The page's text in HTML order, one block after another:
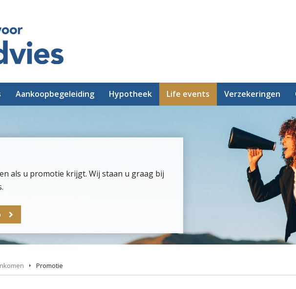
Aankoopbegeleiding Hypotheek Life events Verzekeringen
als u promotie krijgt. Wij staan u graag bij
Promotie